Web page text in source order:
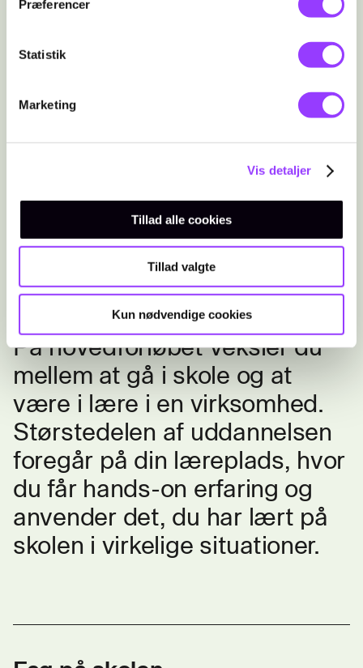
Præferencer
Statistik
Marketing
Vis detaljer
Tillad alle cookies
Tillad valgte
Kun nødvendige cookies
uddannelsen, så du bliver klar
Hovedforløb
Op til 4,5 år
På hovedforløbet veksler du
mellem at gå i skole og at
være i lære i en virksomhed.
Størstedelen af uddannelsen
foregår på din læreplads, hvor
du får hands-on erfaring og
anvender det, du har lært på
skolen i virkelige situationer.